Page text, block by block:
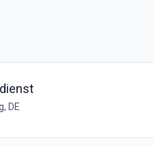
DE